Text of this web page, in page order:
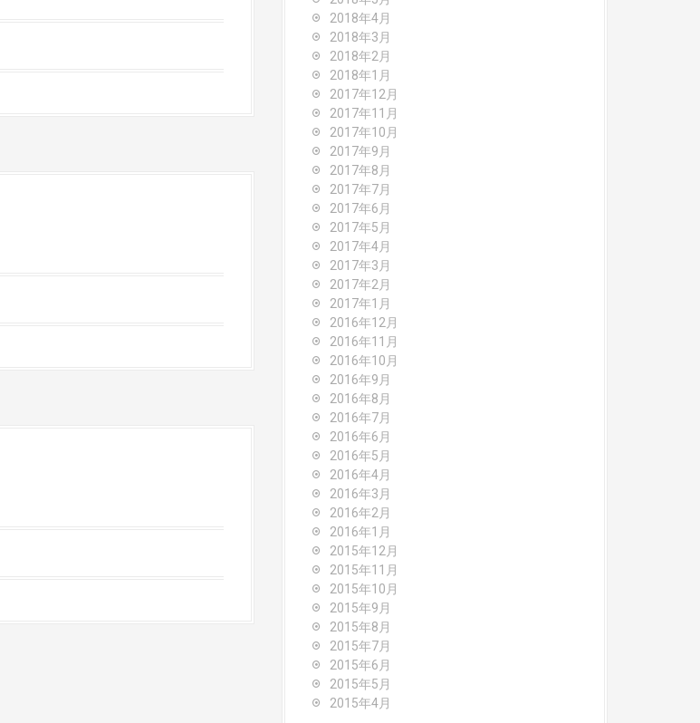
2018年4月
2018年3月
2018年2月
2018年1月
2017年12月
2017年11月
2017年10月
2017年9月
2017年8月
2017年7月
2017年6月
2017年5月
2017年4月
2017年3月
2017年2月
2017年1月
2016年12月
2016年11月
2016年10月
2016年9月
2016年8月
2016年7月
2016年6月
2016年5月
2016年4月
2016年3月
2016年2月
2016年1月
2015年12月
2015年11月
2015年10月
2015年9月
2015年8月
2015年7月
2015年6月
2015年5月
2015年4月